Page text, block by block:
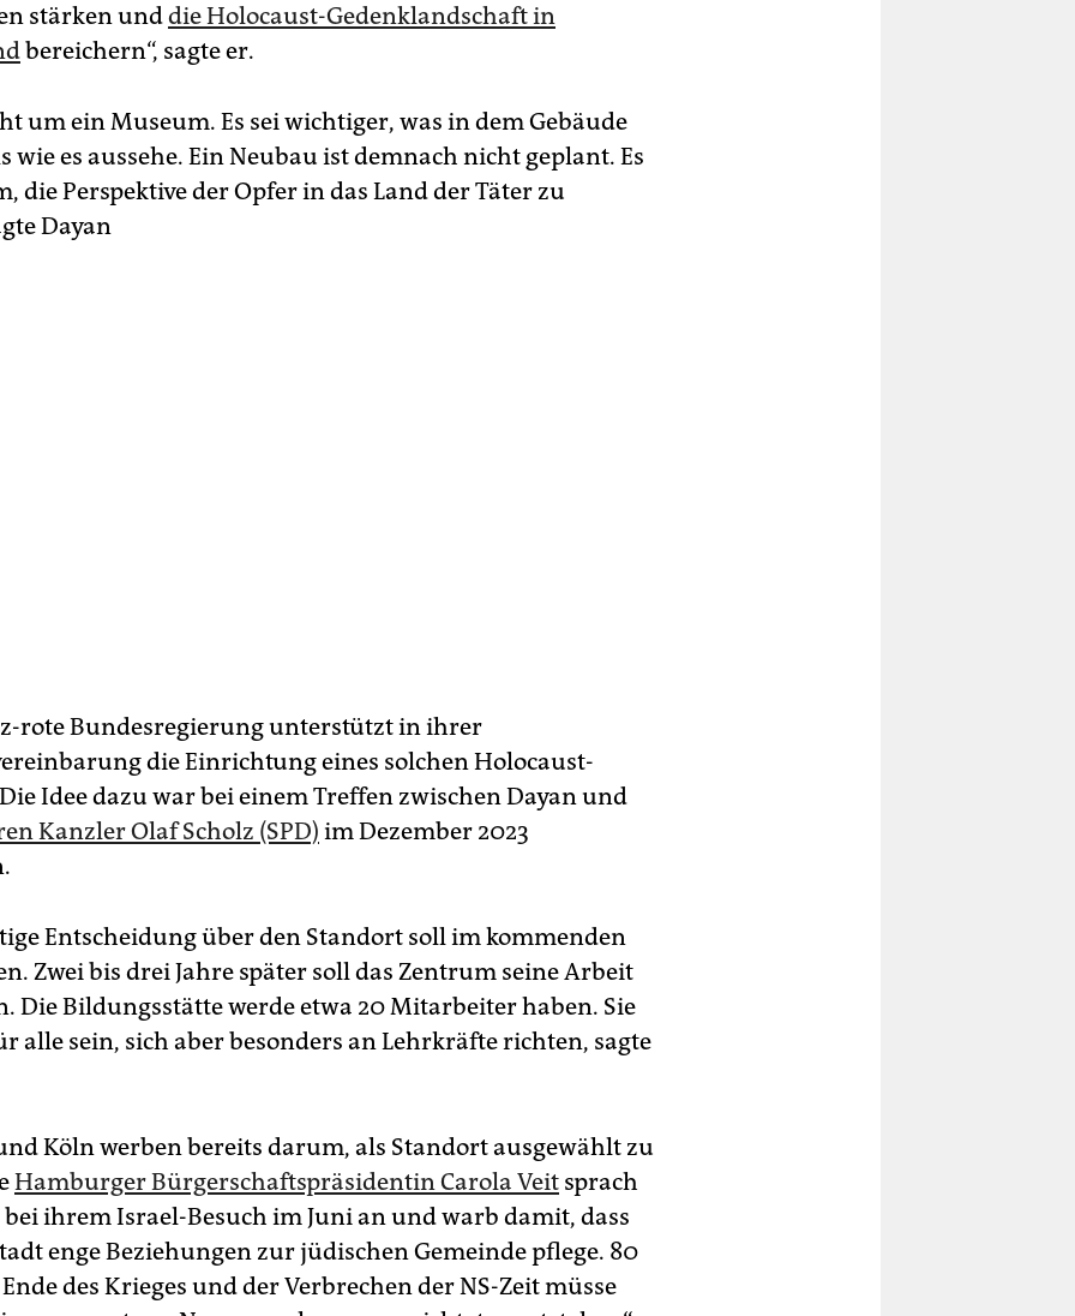
stärken unddie Holocaust-Gedenklandschaft in
bereichern“, sagte er.
um ein Museum. Es sei wichtiger, was in dem Gebäude
wie es aussehe. Ein Neubau ist demnach nicht geplant. Es
die Perspektive der Opfer in das Land der Täter zu
Dayan
rote Bundesregierung unterstützt in ihrer
die Einrichtung eines solchen Holocaust-
Idee dazu war bei einem Treffen zwischen Dayan und
Kanzler Olaf Scholz (SPD) im Dezember 2023
Entscheidung über den Standort soll im kommenden
Zwei bis drei Jahre später soll das Zentrum seine Arbeit
Die Bildungsstätte werde etwa 20 Mitarbeiter haben. Sie
alle sein, sich aber besonders an Lehrkräfte richten, sagte
Köln werben bereits darum, als Standort ausgewählt zu
Hamburger Bürgerschaftspräsidentin Carola Veit sprach
bei ihrem Israel-Besuch im Juni an und warb damit, dass
enge Beziehungen zur jüdischen Gemeinde pflege. 80
des Krieges und der Verbrechen der NS-Zeit müsse